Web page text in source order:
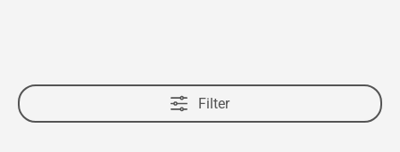
Filter